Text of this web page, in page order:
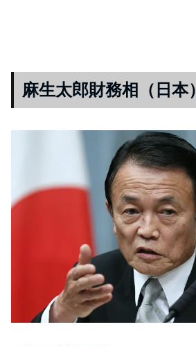
麻生太郎財務相（日本）